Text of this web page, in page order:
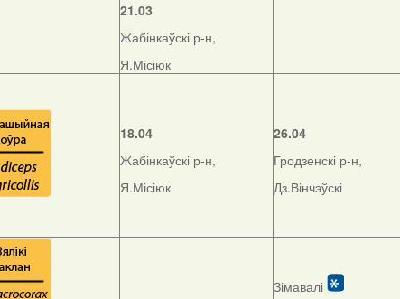
21.03
Жабінкаўскі р-н,
Я.Місіюк
18.04
Жабінкаўскі р-н,
Я.Місіюк
26.04
Гродзенскі р-н,
Дз.Вінчэўскі
Зімавалі